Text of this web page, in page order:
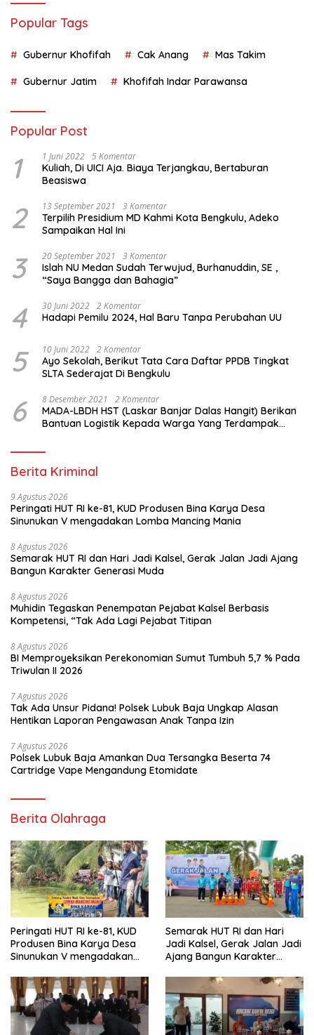
Popular Tags
Gubernur Khofifah Cak Anang Mas Takim
Gubernur Jatim Khofifah Indar Parawansa
Popular Post
1 1 Juni 2022 5 Komentar
Kuliah, Di UICI Aja. Biaya Terjangkau, Bertaburan
Beasiswa
2 13 September 2021 3 Komentar
Terpilih Presidium MD Kahmi Kota Bengkulu, Adeko
Sampaikan Hal Ini
3 20 September 2021 3 Komentar
Islah NU Medan Sudah Terwujud, Burhanuddin, SE ,
“Saya Bangga dan Bahagia”
4 30 Juni 2022 2 Komentar
Hadapi Pemilu 2024, Hal Baru Tanpa Perubahan UU
5 10 Juni 2022 2 Komentar
Ayo Sekolah, Berikut Tata Cara Daftar PPDB Tingkat
SLTA Sederajat Di Bengkulu
6 8 Desember 2021 2 Komentar
MADA-LBDH HST (Laskar Banjar Dalas Hangit) Berikan
Bantuan Logistik Kepada Warga Yang Terdampak
Berita Kriminal
9 Agustus 2026
Peringati HUT RI ke-81, KUD Produsen Bina Karya Desa
Sinunukan V mengadakan Lomba Mancing Mania
8 Agustus 2026
Semarak HUT RI dan Hari Jadi Kalsel, Gerak Jalan Jadi Ajang
Bangun Karakter Generasi Muda
8 Agustus 2026
Muhidin Tegaskan Penempatan Pejabat Kalsel Berbasis
Kompetensi, “Tak Ada Lagi Pejabat Titipan
8 Agustus 2026
BI Memproyeksikan Perekonomian Sumut Tumbuh 5,7 % Pada
Triwulan II 2026
7 Agustus 2026
Tak Ada Unsur Pidana! Polsek Lubuk Baja Ungkap Alasan
Hentikan Laporan Pengawasan Anak Tanpa Izin
7 Agustus 2026
Polsek Lubuk Baja Amankan Dua Tersangka Beserta 74
Cartridge Vape Mengandung Etomidate
Berita Olahraga
Peringati HUT RI ke-81, KUD
Produsen Bina Karya Desa
Sinunukan V mengadakan
Semarak HUT RI dan Hari
Jadi Kalsel, Gerak Jalan Jadi
Ajang Bangun Karakter